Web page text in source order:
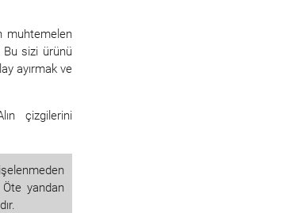
muhtemelen
Bu sizi ürünü
ayırmak ve
çizgilerini
yandan